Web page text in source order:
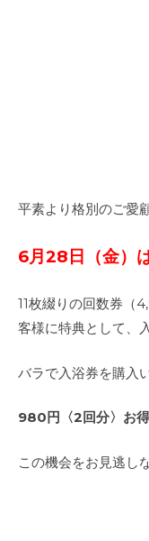
平素より格別のご愛
6月28日（金）
11枚綴りの回数券（
客様に特典として、
バラで入浴券を購入
980円〈2回分〉お得
この機会をお見逃し